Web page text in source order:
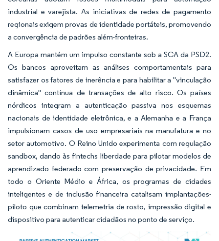
industrial e varejista. As iniciativas de redes de pagamento
regionais exigem provas de identidade portáteis, promovendo
a convergência de padrões além-fronteiras.
A Europa mantém um impulso constante sob a SCA da PSD2.
Os bancos aproveitam as análises comportamentais para
satisfazer os fatores de inerência e para habilitar a "vinculação
dinâmica" contínua de transações de alto risco. Os países
nórdicos integram a autenticação passiva nos esquemas
nacionais de identidade eletrônica, e a Alemanha e a França
impulsionam casos de uso empresariais na manufatura e no
setor automotivo. O Reino Unido experimenta com regulação
sandbox, dando às fintechs liberdade para pilotar modelos de
aprendizado federado com preservação de privacidade. Em
todo o Oriente Médio e África, os programas de cidades
inteligentes e de inclusão financeira catalisam implantações-
piloto que combinam telemetria de rosto, impressão digital e
dispositivo para autenticar cidadãos no ponto de serviço.